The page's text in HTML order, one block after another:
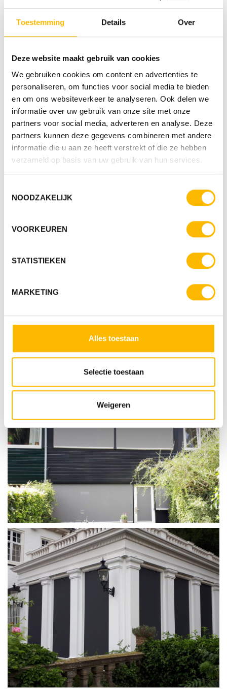
Toestemming Details Over
Deze website maakt gebruik van cookies
We gebruiken cookies om content en advertenties te
personaliseren, om functies voor social media te bieden
en om ons websiteverkeer te analyseren. Ook delen we
informatie over uw gebruik van onze site met onze
partners voor social media, adverteren en analyse. Deze
partners kunnen deze gegevens combineren met andere
informatie die u aan ze heeft verstrekt of die ze hebben
verzameld op basis van uw gebruik van hun services.
NOODZAKELIJK
VOORKEUREN
STATISTIEKEN
MARKETING
Alles toestaan
Selectie toestaan
Weigeren